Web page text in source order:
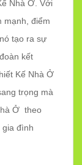
Nhà Ở. Với
mạnh, điểm
tạo ra sự
kết
Kế Nhà Ở
trọng mà
Ở theo
gia đình